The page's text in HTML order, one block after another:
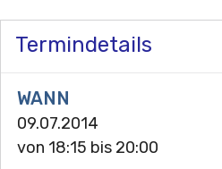
Termindetails
WANN
09.07.2014
von 18:15 bis 20:00